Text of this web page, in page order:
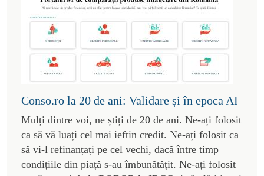
Conso.ro la 20 de ani: Validare și în epoca AI
Mulți dintre voi, ne știți de 20 de ani. Ne-ați folosit
ca să vă luați cel mai ieftin credit. Ne-ați folosit ca
să vi-l refinanțați pe cel vechi, dacă între timp
condițiile din piață s-au îmbunătățit. Ne-ați folosit